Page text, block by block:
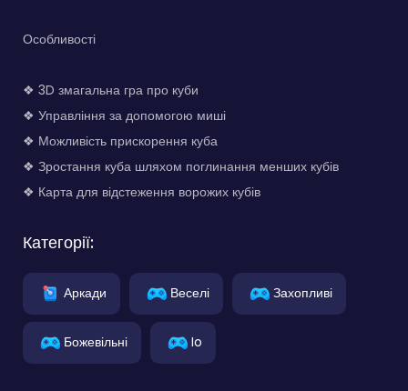
Особливості
❖ 3D змагальна гра про куби
❖ Управління за допомогою миші
❖ Можливість прискорення куба
❖ Зростання куба шляхом поглинання менших кубів
❖ Карта для відстеження ворожих кубів
Категорії:
Аркади Веселі Захопливі
Божевільні Io